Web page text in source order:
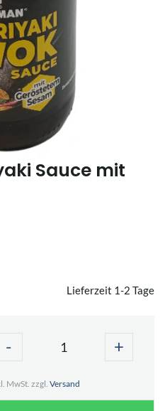
Sauce mit
Lieferzeit 1-2 Tage
- +
MwSt. zzgl. Versand